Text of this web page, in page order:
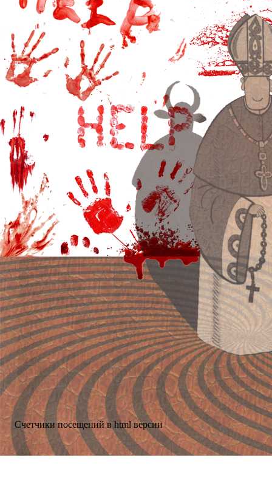
Счетчики посещений в html версии